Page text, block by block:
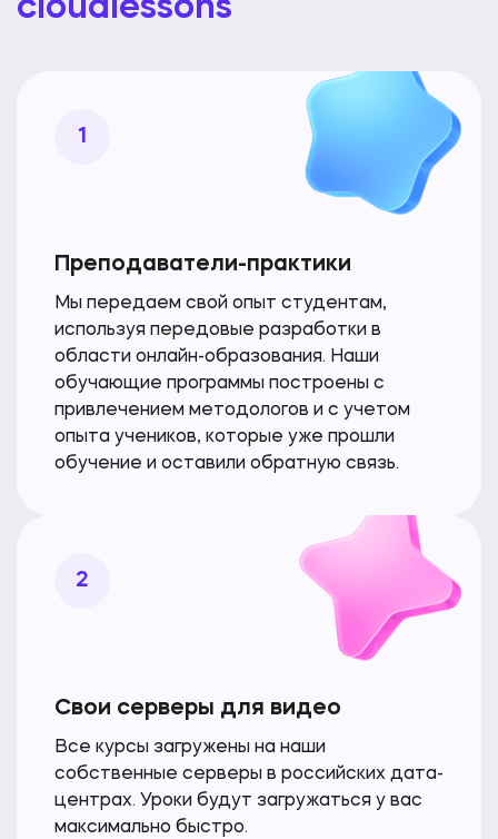
cloudlessons
1
Преподаватели-практики
Мы передаем свой опыт студентам,
используя передовые разработки в
области онлайн-образования. Наши
обучающие программы построены с
привлечением методологов и с учетом
опыта учеников, которые уже прошли
обучение и оставили обратную связь.
2
Свои серверы для видео
Все курсы загружены на наши
собственные серверы в российских дата-
центрах. Уроки будут загружаться у вас
максимально быстро.